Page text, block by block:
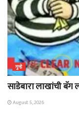
गुन्हे
साडेबारा लाखांची बॅग
August 5, 2026